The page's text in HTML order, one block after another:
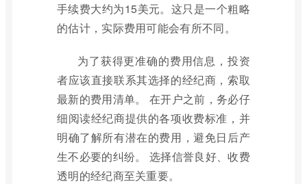
手续费大约为15美元。这只是一个粗略
的估计，实际费用可能会有所不同。
为了获得更准确的费用信息，投资
者应该直接联系其选择的经纪商，索取
最新的费用清单。 在开户之前，务必仔
细阅读经纪商提供的各项收费标准，并
明确了解所有潜在的费用，避免日后产
生不必要的纠纷。 选择信誉良好、收费
透明的经纪商至关重要。